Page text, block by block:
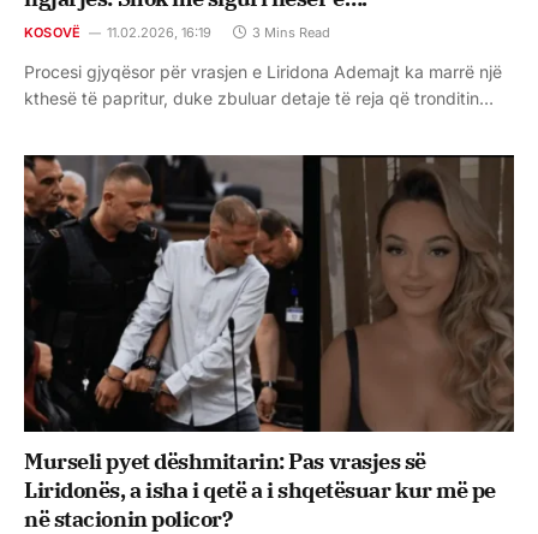
KOSOVË 11.02.2026, 16:19 3 Mins Read
Procesi gjyqësor për vrasjen e Liridona Ademajt ka marrë një
kthesë të papritur, duke zbuluar detaje të reja që tronditin…
Murseli pyet dëshmitarin: Pas vrasjes së
Liridonës, a isha i qetë a i shqetësuar kur më pe
në stacionin policor?